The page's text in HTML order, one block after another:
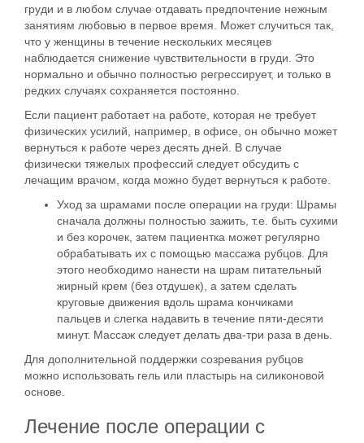
груди и в любом случае отдавать предпочтение нежным
занятиям любовью в первое время. Может случиться так,
что у женщины в течение нескольких месяцев
наблюдается снижение чувствительности в груди. Это
нормально и обычно полностью регрессирует, и только в
редких случаях сохраняется постоянно.
Если пациент работает на работе, которая не требует
физических усилий, например, в офисе, он обычно может
вернуться к работе через десять дней . В случае
физически тяжелых профессий следует обсудить с
лечащим врачом, когда можно будет вернуться к работе.
Уход за шрамами после операции на груди: Шрамы
сначала должны полностью зажить, т.е. быть сухими
и без корочек, затем пациентка может регулярно
обрабатывать их с помощью массажа рубцов . Для
этого необходимо нанести на шрам питательный
жирный крем (без отдушек), а затем сделать
круговые движения вдоль шрама кончиками
пальцев и слегка надавить в течение пяти-десяти
минут. Массаж следует делать два-три раза в день.
Для дополнительной поддержки созревания рубцов
можно использовать гель или пластырь на силиконовой
основе
Лечение после операции с